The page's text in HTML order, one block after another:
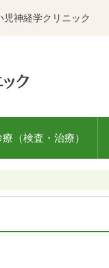
神経学クリニック
（検査・治療）